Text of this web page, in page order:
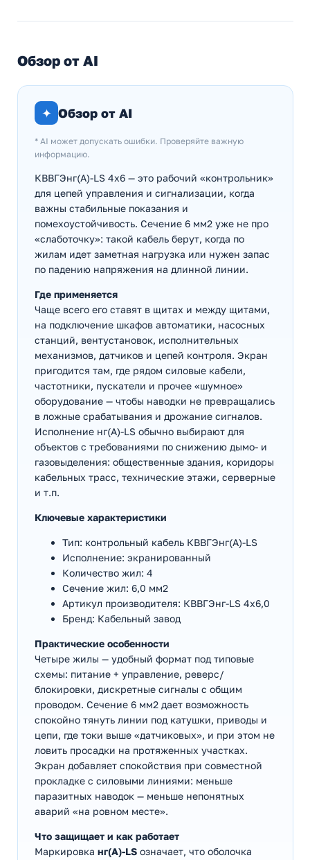
Обзор от AI
✦ Обзор от AI
* AI может допускать ошибки. Проверяйте важную
информацию.
КВВГЭнг(А)-LS 4х6 — это рабочий «контрольник»
для цепей управления и сигнализации, когда
важны стабильные показания и
помехоустойчивость. Сечение 6 мм2 уже не про
«слаботочку»: такой кабель берут, когда по
жилам идет заметная нагрузка или нужен запас
по падению напряжения на длинной линии.
Где применяется
Чаще всего его ставят в щитах и между щитами,
на подключение шкафов автоматики, насосных
станций, вентустановок, исполнительных
механизмов, датчиков и цепей контроля. Экран
пригодится там, где рядом силовые кабели,
частотники, пускатели и прочее «шумное»
оборудование — чтобы наводки не превращались
в ложные срабатывания и дрожание сигналов.
Исполнение нг(А)-LS обычно выбирают для
объектов с требованиями по снижению дымо- и
газовыделения: общественные здания, коридоры
кабельных трасс, технические этажи, серверные
и т.п.
Ключевые характеристики
Тип: контрольный кабель КВВГЭнг(А)-LS
Исполнение: экранированный
Количество жил: 4
Сечение жил: 6,0 мм2
Артикул производителя: КВВГЭнг-LS 4х6,0
Бренд: Кабельный завод
Практические особенности
Четыре жилы — удобный формат под типовые
схемы: питание + управление, реверс/
блокировки, дискретные сигналы с общим
проводом. Сечение 6 мм2 дает возможность
спокойно тянуть линии под катушки, приводы и
цепи, где токи выше «датчиковых», и при этом не
ловить просадки на протяженных участках.
Экран добавляет спокойствия при совместной
прокладке с силовыми линиями: меньше
паразитных наводок — меньше непонятных
аварий «на ровном месте».
Что защищает и как работает
Маркировка нг(А)-LS означает, что оболочка